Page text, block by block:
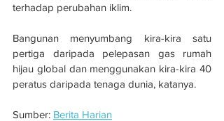
terhadap perubahan iklim.
Bangunan menyumbang kira-kira satu
pertiga daripada pelepasan gas rumah
hijau global dan menggunakan kira-kira 40
peratus daripada tenaga dunia, katanya.
Sumber: Berita Harian